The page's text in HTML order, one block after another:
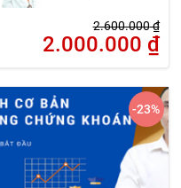
2.600.000₫
2.000.000 ₫
-23%